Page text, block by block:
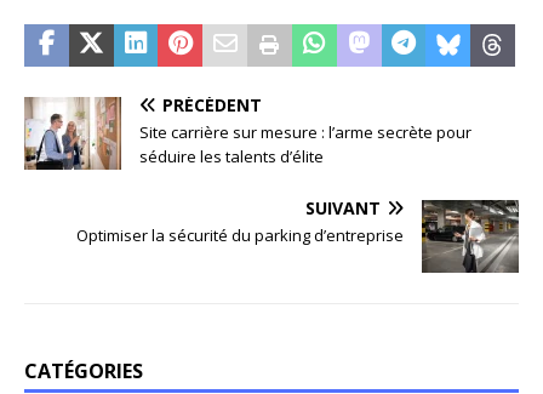
PRÉCÉDENT
Site carrière sur mesure : l’arme secrète pour
séduire les talents d’élite
SUIVANT
Optimiser la sécurité du parking d’entreprise
CATÉGORIES